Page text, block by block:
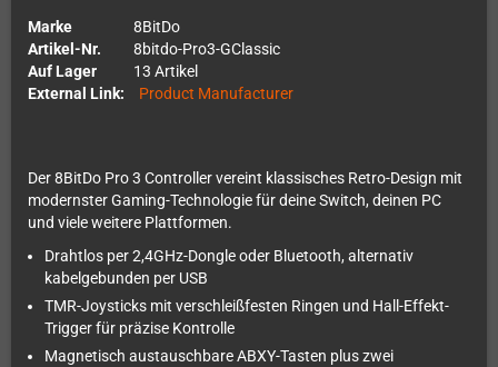
Marke
8BitDo
Artikel-Nr.
8bitdo-Pro3-GClassic
Auf Lager
13 Artikel
External Link:
Product Manufacturer
Der 8BitDo Pro 3 Controller vereint klassisches Retro-Design mit
modernster Gaming-Technologie für deine Switch, deinen PC
und viele weitere Plattformen.
Drahtlos per 2,4GHz-Dongle oder Bluetooth, alternativ
kabelgebunden per USB
TMR-Joysticks mit verschleißfesten Ringen und Hall-Effekt-
Trigger für präzise Kontrolle
Magnetisch austauschbare ABXY-Tasten plus zwei